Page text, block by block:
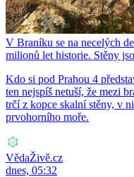
V Braníku se na necelých
milionů let historie. Stěny
Kdo si pod Prahou 4
ten nejspíš netuší, že mezi
trčí z kopce skalní stěny, v
prvohorního moře.
VědaŽivě.cz
dnes, 05:32